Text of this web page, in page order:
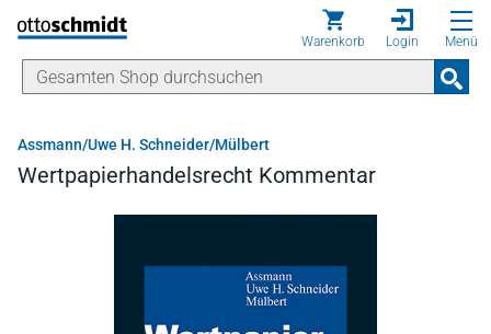
Direkt zum Inhalt
Warenkorb Login Menü
Assmann/Uwe H. Schneider/Mülbert
Wertpapierhandelsrecht Kommentar